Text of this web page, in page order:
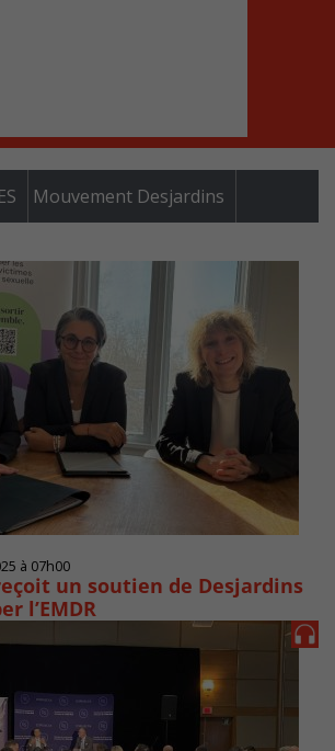
Mouvement Desjardins
à 07h00
un soutien de Desjardins
l’EMDR